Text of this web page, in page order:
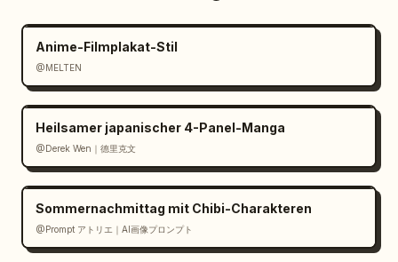
{"art_direction":"Romantischer japanischer
viktorianischem Märchen, kunstvollen
Goldakzenten, verträumtem magischem
Realismus","color_palette":"warmes
elfenbeinfarbenes Pergament, Antikgold,
Rubinrot, zartrosa Rosen, marineblauer
Sternenhimmel, dunkles
Walnussholz","lighting":"warmes Kerzenlicht
Anime-Filmplakat-Stil
@MELTEN
Heilsamer japanischer 4-Panel-Manga
@Derek Wen｜德里克文
Sommernachmittag mit Chibi-Charakteren
@Prompt アトリエ｜AI画像プロンプト